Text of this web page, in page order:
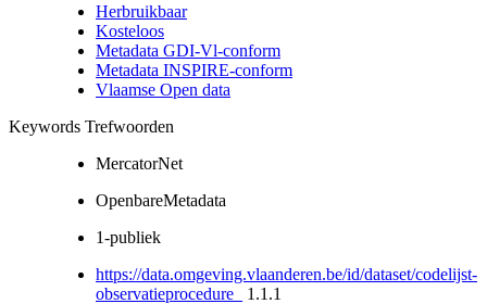
Herbruikbaar
Kosteloos
Metadata GDI-Vl-conform
Metadata INSPIRE-conform
Vlaamse Open data
Keywords Trefwoorden
MercatorNet
OpenbareMetadata
1-publiek
https://data.omgeving.vlaanderen.be/id/dataset/codelijst-
observatieprocedure_
1.1.1